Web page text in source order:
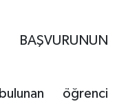
öğrenci